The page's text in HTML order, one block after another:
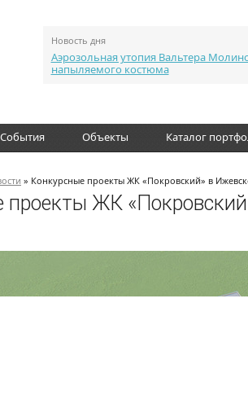
Новость дня
Аэрозольная утопия Вальтера
напыляемого костюма
События Объекты Каталог
» Конкурсные проекты ЖК «Покровский» в
проекты ЖК